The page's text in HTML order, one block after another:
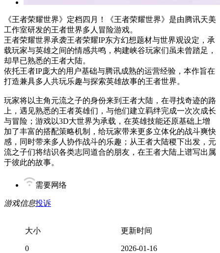
《王者荣耀世界》定档四月！《王者荣耀世界》是由腾讯天美
工作室研发的王者世界多人冒险游戏。
王者荣耀世界承袭王者荣耀IP东方幻想题材与世界观设定，承
载玩家与英雄之间的情感共鸣，构建峡谷玩家们虽未曾踏足，
却早已熟悉的王者大陆。
依托王者IP庞大的用户基础与腾讯成熟的运营经验，本作旨在
打造兼具多人共玩乐趣与探索英雄故事的王者世界。
玩家将以主角元流之子的身份来到王者大陆，在寻找奇迹的路
上，遇见熟悉的王者英雄们，与他们建立羁绊完成一次次成长
与冒险；游戏以3D大世界为承载，在英雄技能还原基础上增
加了丰富的搭配策略机制，给玩家带来更多立体化的战斗爽快
感，同时带来多人协作战斗的乐趣；从王者大陆稷下出发，元
流之子们将结识各类志同道合的朋友，在王者大陆上谱写出属
于彼此的故事。
需要网络
游戏信息投诉
大小
0
更新时间
2026-01-16